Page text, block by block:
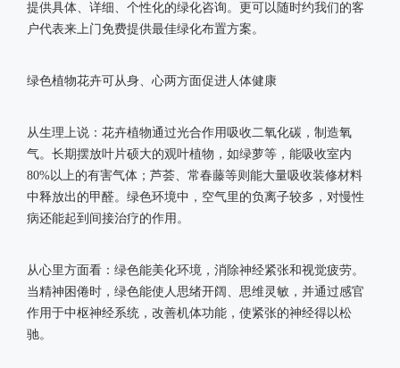
提供具体、详细、个性化的绿化咨询。更可以随时约我们的客
户代表来上门免费提供最佳绿化布置方案。
绿色植物花卉可从身、心两方面促进人体健康
从生理上说：花卉植物通过光合作用吸收二氧化碳，制造氧
气。长期摆放叶片硕大的观叶植物，如绿萝等，能吸收室内
80%以上的有害气体；芦荟、常春藤等则能大量吸收装修材料
中释放出的甲醛。绿色环境中，空气里的负离子较多，对慢性
病还能起到间接治疗的作用。
从心里方面看：绿色能美化环境，消除神经紧张和视觉疲劳。
当精神困倦时，绿色能使人思绪开阔、思维灵敏，并通过感官
作用于中枢神经系统，改善机体功能，使紧张的神经得以松
驰。